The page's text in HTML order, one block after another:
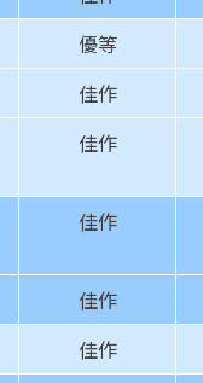
優等
佳作
佳作
佳作
佳作
佳作